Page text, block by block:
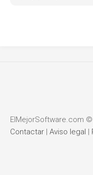
ElMejorSoftware.com ©
Contactar | Aviso legal |